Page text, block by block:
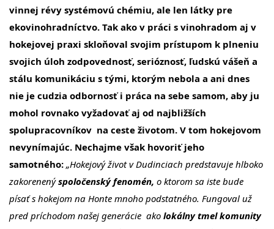
vinnej révy systémovú chémiu, ale len látky pre
ekovinohradníctvo. Tak ako v práci s vinohradom aj v
hokejovej praxi skloňoval svojim prístupom k plneniu
svojich úloh zodpovednosť, serióznosť, ľudskú vášeň a
stálu komunikáciu s tými, ktorým nebola a ani dnes
nie je cudzia odbornosť i práca na sebe samom, aby ju
mohol rovnako vyžadovať aj od najbližších
spolupracovníkov na ceste životom. V tom hokejovom
nevynímajúc. Nechajme však hovoriť jeho
samotného: „Hokejový život v Dudinciach predstavuje hlboko
zakorenenýspoločenský fenomén, o ktorom sa iste bude
písať s hokejom na Honte mnoho podstatného. Fungoval už
pred príchodom našej generácie ako lokálny tmel komunity